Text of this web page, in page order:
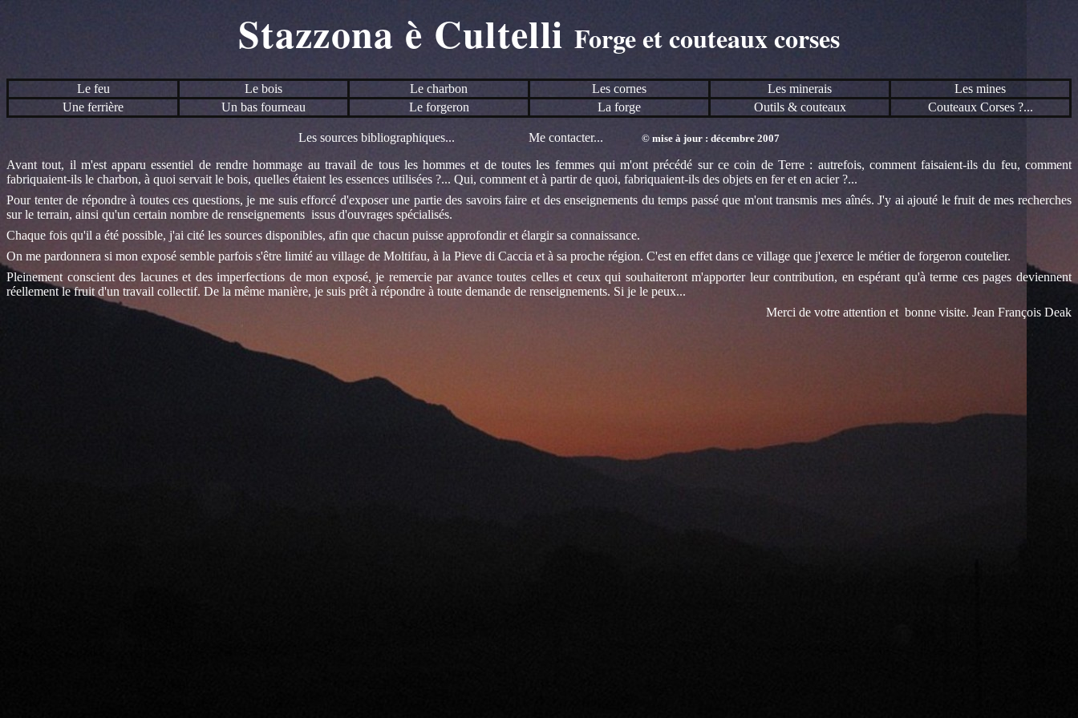
Stazzona è Cultelli Forge et couteaux corses
Le feu Le bois Le charbon Les cornes Les minerais
Les mines
Une ferrière Un bas fourneau Le forgeron La forge Outils & couteaux Couteaux Corses?...
Les sources bibliographiques... Me contacter... © mise à jour : décembre 2007
Avant tout, il m'est apparu essentiel de rendre hommage au travail de tous les hommes et de toutes les femmes qui m'ont précédé sur ce coin de Terre : autrefois, comment faisaient-ils du feu, comment
fabriquaient-ils le charbon, à quoi servait le bois, quelles étaient les essences utilisées ?... Qui, comment et à partir de quoi, fabriquaient-ils des objets en fer et en acier ?...
Pour tenter de répondre à toutes ces questions, je me suis efforcé d'exposer une partie des savoirs faire et des enseignements du temps passé que m'ont transmis mes aînés. J'y ai ajouté le fruit de mes recherches
sur le terrain, ainsi qu'un certain nombre de renseignements issus d'ouvrages spécialisés.
Chaque fois qu'il a été possible, j'ai cité les sources disponibles, afin que chacun puisse approfondir et élargir sa connaissance.
On me pardonnera si mon exposé semble parfois s'être limité au village de Moltifau, à la Pieve di Caccia et à sa proche région. C'est en effet dans ce village que j'exerce le métier de forgeron coutelier.
Pleinement conscient des lacunes et des imperfections de mon exposé, je remercie par avance toutes celles et ceux qui souhaiteront m'apporter leur contribution, en espérant qu'à terme ces pages deviennent
réellement le fruit d'un travail collectif. De la même manière, je suis prêt à répondre à toute demande de renseignements. Si je le peux...
Merci de votre attention et bonne visite. Jean François Deak